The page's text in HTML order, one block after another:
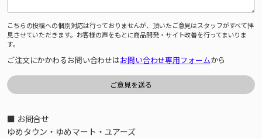
こちらの投稿への個別対応は行っておりませんが、頂いたご意見はスタッフがすべて拝
見させていただきます。お客様の声をもとに商品開発・サイト改善を行ってまいりま
す。
ご注文にかかわるお問い合わせはお問い合わせ専用フォームから
■ お問合せ
ゆめタウン・ゆめマート・ユアーズ